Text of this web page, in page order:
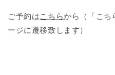
ご予約はこちらから（「こち
ージに遷移致します）